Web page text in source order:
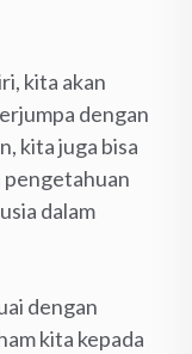
kita akan
dengan
kita juga bisa
pengetahuan
dalam
dengan
kita kepada